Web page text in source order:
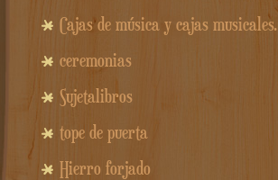
Cajas de música y cajas musicales.
ceremonias
Sujetalibros
tope de puerta
Hierro forjado